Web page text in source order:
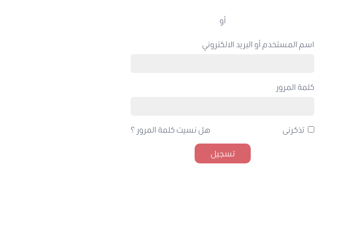
أو
اسم المستخدم أو البريد الالكتروني
كلمة المرور
تذكرنى هل نسيت كلمة المرور ؟